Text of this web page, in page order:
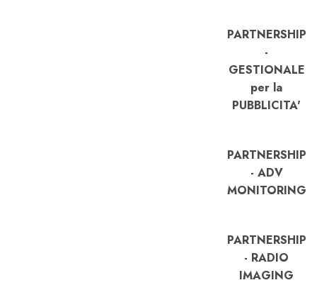
PARTNERSHIP
-
GESTIONALE
per la
PUBBLICITA'
PARTNERSHIP
- ADV
MONITORING
PARTNERSHIP
- RADIO
IMAGING